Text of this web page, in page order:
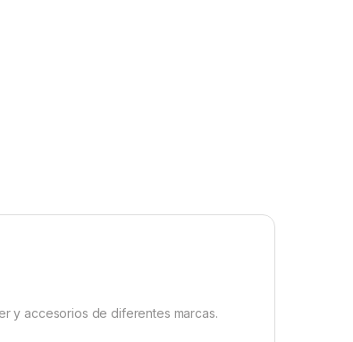
y accesorios de diferentes marcas.